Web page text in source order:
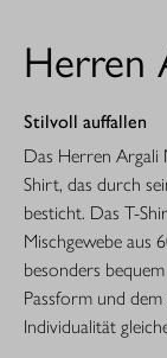
Herren
Stilvoll auffallen
Das Herren Argali
Shirt, das durch
besticht. Das T-
Mischgewebe aus
besonders
Passform und
Individualität